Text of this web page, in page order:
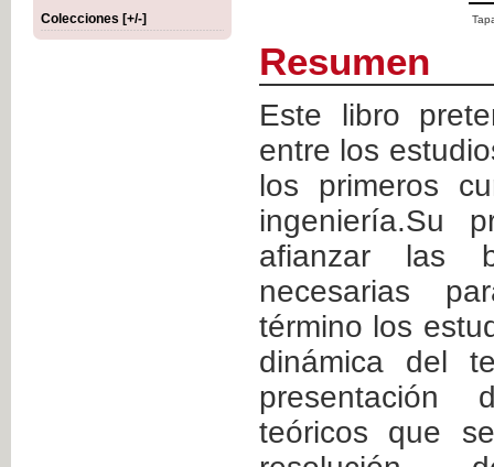
Colecciones [+/-]
Resumen
Este libro
entre los
los primeros
ingeniería.Su
afianzar las
necesarias
término los
dinámica del
presentación
teóricos que